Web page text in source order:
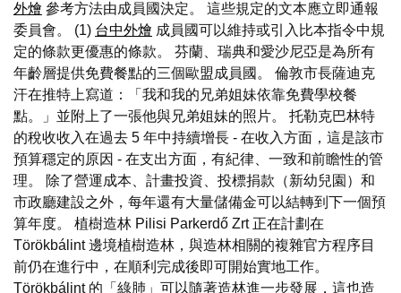
外燴 參考方法由成員國決定。 這些規定的文本應立即通報
委員會。 (1) 台中外燴 成員國可以維持或引入比本指令中規
定的條款更優惠的條款。 芬蘭、瑞典和愛沙尼亞是為所有
年齡層提供免費餐點的三個歐盟成員國。 倫敦市長薩迪克
汗在推特上寫道：「我和我的兄弟姐妹依靠免費學校餐
點。」並附上了一張他與兄弟姐妹的照片。 托勒克巴林特
的稅收收入在過去 5 年中持續增長 - 在收入方面，這是該市
預算穩定的原因 - 在支出方面，有紀律、一致和前瞻性的管
理。 除了營運成本、計畫投資、投標捐款（新幼兒園）和
市政廳建設之外，每年還有大量儲備金可以結轉到下一個預
算年度。 植樹造林 Pilisi Parkerdő Zrt 正在計劃在
Törökbálint 邊境植樹造林，與造林相關的複雜官方程序目
前仍在進行中，在順利完成後即可開始實地工作。
Törökbálint 的「綠肺」可以隨著造林進一步發展，這也造